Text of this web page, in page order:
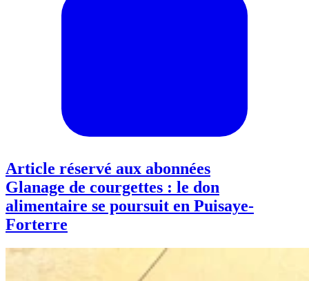
Article réservé aux abonnées
Glanage de courgettes : le don
alimentaire se poursuit en Puisaye-
Forterre